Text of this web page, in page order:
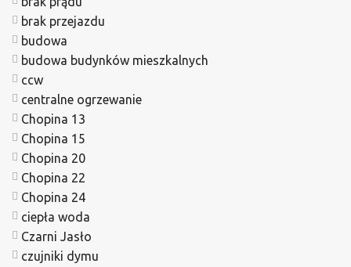
brak przejazdu
budowa
budowa budynków mieszkalnych
ccw
centralne ogrzewanie
Chopina 13
Chopina 15
Chopina 20
Chopina 22
Chopina 24
ciepła woda
Czarni Jasło
czujniki dymu